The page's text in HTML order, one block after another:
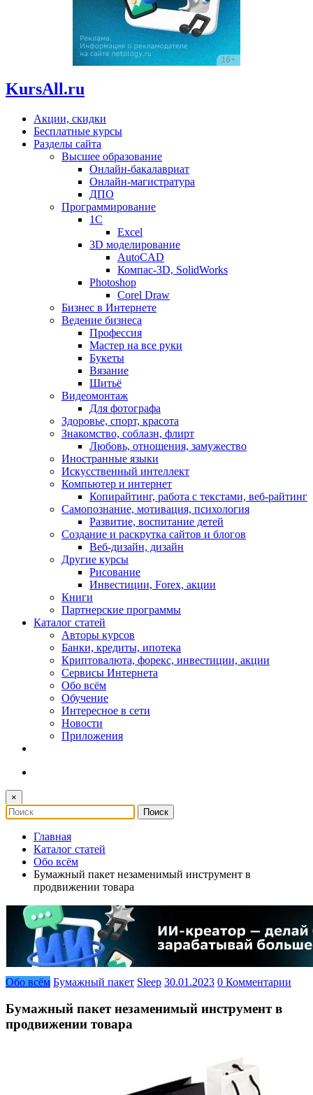
KursAll.ru
Акции, скидки
Бесплатные курсы
Разделы сайта
Высшее образование
Онлайн-бакалавриат
Онлайн-магистратура
ДПО
Программирование
1С
Excel
3D моделирование
AutoCAD
Компас-3D, SolidWorks
Photoshop
Corel Draw
Бизнес в Интернете
Ведение бизнеса
Профессия
Мастер на все руки
Букеты
Вязание
Шитьё
Видеомонтаж
Для фотографа
Здоровье, спорт, красота
Знакомство, соблазн, флирт
Любовь, отношения, замужество
Иностранные языки
Искусственный интеллект
Компьютер и интернет
Копирайтинг, работа с текстами, веб-райтинг
Самопознание, мотивация, психология
Развитие, воспитание детей
Создание и раскрутка сайтов и блогов
Веб-дизайн, дизайн
Другие курсы
Рисование
Инвестиции, Forex, акции
Книги
Партнерские программы
Каталог статей
Авторы курсов
Банки, кредиты, ипотека
Криптовалюта, форекс, инвестиции, акции
Сервисы Интернета
Обо всём
Обучение
Интересное в сети
Новости
Приложения
×
Главная
Каталог статей
Обо всём
Бумажный пакет незаменимый инструмент в
продвижении товара
Обо всём Бумажный пакет Sleep 30.01.2023 0 Комментарии
Бумажный пакет незаменимый инструмент в
продвижении товара